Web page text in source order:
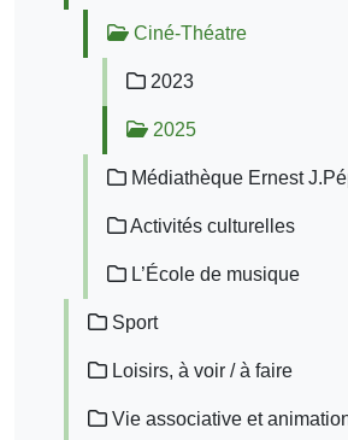
Ciné-Théatre
2023
2025
Médiathèque Ernest
Activités culturelles
L’École de musique
Sport
Loisirs, à voir / à faire
Vie associative et